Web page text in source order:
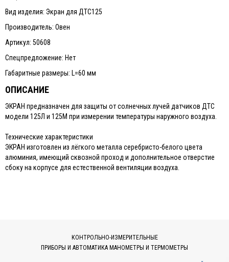
Вид изделия: Экран для ДТС125
Производитель: Овен
Артикул: 50608
Спецпредложение: Нет
Габаритные размеры: L=60 мм
ОПИСАНИЕ
ЭКРАН предназначен для защиты от солнечных лучей датчиков ДТС
модели 125Л и 125М при измерении температуры наружного воздуха.
Технические характеристики
ЭКРАН изготовлен из лёгкого металла серебристо-белого цвета
алюминия, имеющий сквозной проход и дополнительное отверстие
сбоку на корпусе для естественной вентиляции воздуха.
КОНТРОЛЬНО-ИЗМЕРИТЕЛЬНЫЕ
ПРИБОРЫ И АВТОМАТИКА МАНОМЕТРЫ И ТЕРМОМЕТРЫ